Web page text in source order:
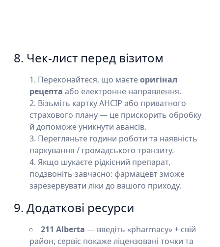
8. Чек-лист перед візитом
Переконайтеся, що маєтеоригінал
рецепта або електронне направлення.
Візьміть картку AHCIP або приватного
страхового плану — це прискорить обробку
й допоможе уникнути авансів.
Перегляньте години роботи та наявність
паркування / громадського транзиту.
Якщо шукаєте рідкісний препарат,
подзвоніть завчасно: фармацевт зможе
зарезервувати ліки до вашого приходу.
9. Додаткові ресурси
211 Alberta — введіть «pharmacy» + свій
район, сервіс покаже ліцензовані точки та